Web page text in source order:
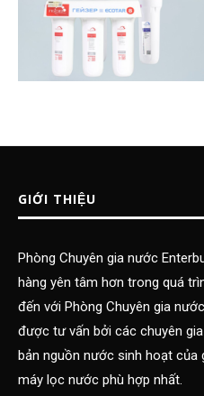
GIỚI THIỆU
Phòng Chuyên gia nước
hàng yên tâm hơn trong quá
đến với Phòng Chuyên gia
được tư vấn bởi các chuyên
bản nguồn nước sinh hoạt
máy lọc nước phù hợp nhất.